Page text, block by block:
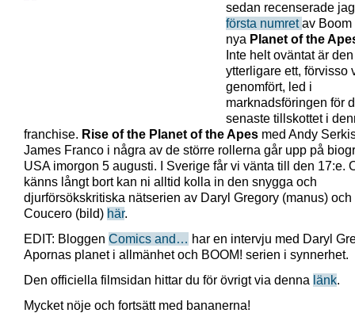
sedan recenserade
första numretav
nya Planet of the
Inte helt oväntat är den
ytterligare ett, förvisso
genomfört, led i
marknadsföringen för
senaste tillskottet i
franchise. Rise of the Planet of the Apes med Andy
James Franco i några av de större rollerna går upp på
USA imorgon 5 augusti. I Sverige får vi vänta till den 17:e.
känns långt bort kan ni alltid kolla in den snygga och
djurförsökskritiska nätserien av Daryl Gregory (manus)
Coucero (bild) här.
EDIT: Bloggen Comics and… har en intervju med Daryl
Apornas planet i allmänhet och BOOM! serien i synnerhet.
Den officiella filmsidan hittar du för övrigt via denna länk.
Mycket nöje och fortsätt med bananerna!